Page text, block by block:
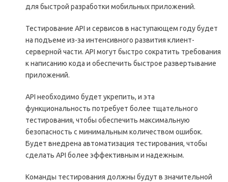
для быстрой разработки мобильных приложений.
Тестирование API и сервисов в наступающем году будет
на подъеме из-за интенсивного развития клиент-
серверной части. API могут быстро сократить требования
к написанию кода и обеспечить быстрое развертывание
приложений.
API необходимо будет укрепить, и эта
функциональность потребует более тщательного
тестирования, чтобы обеспечить максимальную
безопасность с минимальным количеством ошибок.
Будет внедрена автоматизация тестирования, чтобы
сделать API более эффективным и надежным.
Команды тестирования должны будут в значительной